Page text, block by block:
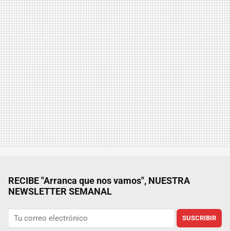
RECIBE "Arranca que nos vamos", NUESTRA
NEWSLETTER SEMANAL
SUSCRIBIR